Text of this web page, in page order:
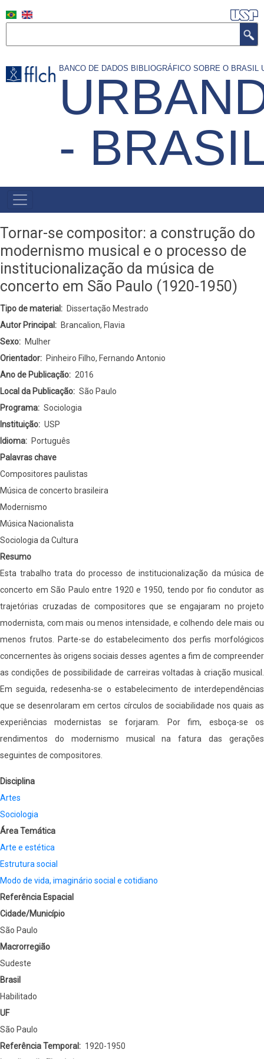
para
principal
BANCO DE DADOS BIBLIOGRÁFICO SOBRE O
-
MAIN
NAVIGATION
Tornar-se compositor: a construção do
modernismo musical e o processo de
institucionalização da música de
concerto em São Paulo (1920-1950)
Tipo de material
Dissertação Mestrado
Autor Principal
Brancalion, Flavia
Sexo
Mulher
Orientador
Pinheiro Filho, Fernando Antonio
Ano de Publicação
2016
Local da Publicação
São Paulo
Programa
Sociologia
Instituição
USP
Idioma
Português
Palavras chave
Compositores paulistas
Música de concerto brasileira
Modernismo
Música Nacionalista
Sociologia da Cultura
Resumo
Esta trabalho trata do processo de institucionalização da música de
concerto em São Paulo entre 1920 e 1950, tendo por fio condutor as
trajetórias cruzadas de compositores que se engajaram no projeto
modernista, com mais ou menos intensidade, e colhendo dele mais ou
menos frutos. Parte-se do estabelecimento dos perfis morfológicos
concernentes às origens sociais desses agentes a fim de compreender
as condições de possibilidade de carreiras voltadas à criação musical.
Em seguida, redesenha-se o estabelecimento de interdependências
que se desenrolaram em certos círculos de sociabilidade nos quais as
experiências modernistas se forjaram. Por fim, esboça-se os
rendimentos do modernismo musical na fatura das gerações
seguintes de compositores.
Disciplina
Artes
Sociologia
Área Temática
Arte e estética
Estrutura social
Modo de vida, imaginário social e cotidiano
Referência Espacial
Cidade/Município
São Paulo
Macrorregião
Sudeste
Brasil
Habilitado
UF
São Paulo
Referência Temporal
1920-1950